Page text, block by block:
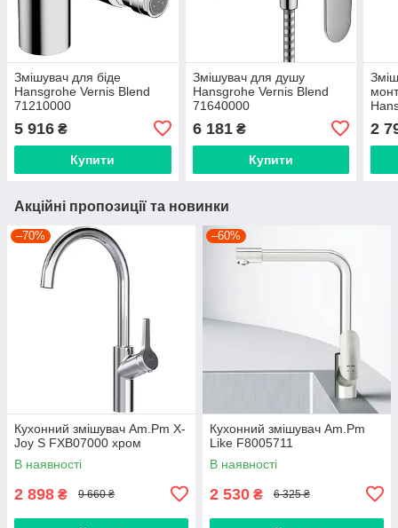
Змішувач для біде
Hansgrohe Vernis Blend
71210000
5 916 ₴
Купити
Змішувач для душу
Hansgrohe Vernis Blend
71640000
6 181₴
Купити
2
Акційні пропозиції та новинки
–70%
Кухонний змішувач Am.Pm X-
Joy S FXB07000 хром
В наявності
2 898 ₴ 9 660 ₴
–60%
Кухонний змішувач Am.Pm
Like F8005711
В наявності
2 530 ₴ 6 325 ₴